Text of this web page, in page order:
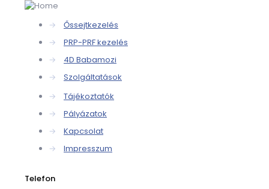
→
Őssejtkezelés
→
PRP-PRF kezelés
→
4D Babamozi
→
Szolgáltatások
→
Tájékoztatók
→
Pályázatok
→
Kapcsolat
→
Impresszum
Telefon